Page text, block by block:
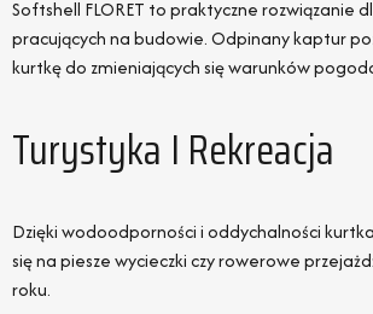
Softshell FLORET to praktyczne rozwiązanie
pracujących na budowie. Odpinany kaptur
kurtkę do zmieniających się warunków
Turystyka I Rekreacja
Dzięki wodoodporności i oddychalności
się na piesze wycieczki czy rowerowe
roku.